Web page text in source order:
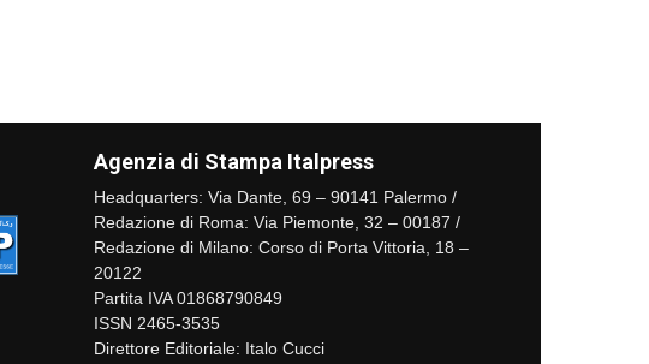
Agenzia di Stampa Italpress
Headquarters: Via Dante, 69 – 90141 Palermo /
Redazione di Roma: Via Piemonte, 32 – 00187 /
Redazione di Milano: Corso di Porta Vittoria, 18 –
20122
Partita IVA 01868790849
ISSN 2465-3535
Direttore Editoriale: Italo Cucci